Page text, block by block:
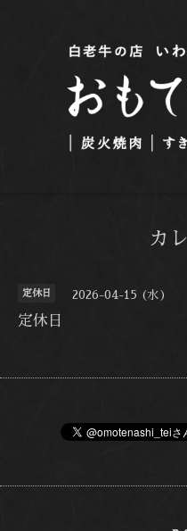
カ
定休日 2026-04-15 (水)
定休日